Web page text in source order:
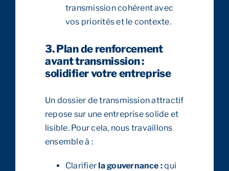
transmission cohérent avec
vos priorités et le contexte.
3. Plan de renforcement
avant transmission :
solidifier votre entreprise
Un dossier de transmission attractif
repose sur une entreprise solide et
lisible. Pour cela, nous travaillons
ensemble à :
Clarifierla gouvernance :qui